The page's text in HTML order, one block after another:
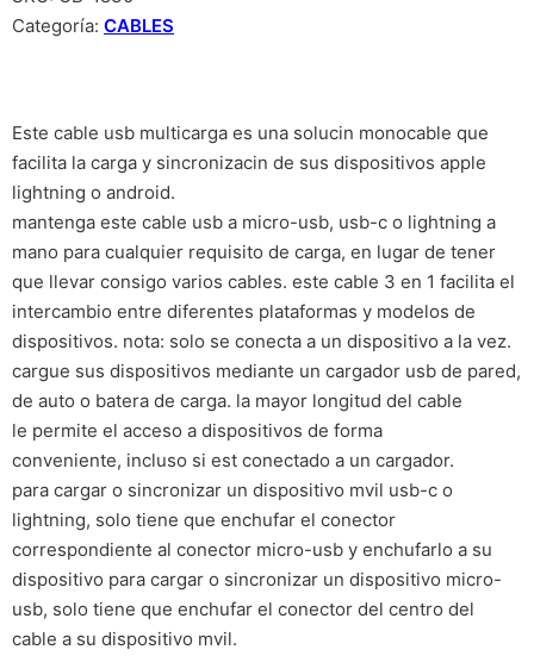
Categoría: CABLES
Este cable usb multicarga es una solucin monocable que
facilita la carga y sincronizacin de sus dispositivos apple
lightning o android.
mantenga este cable usb a micro-usb, usb-c o lightning a
mano para cualquier requisito de carga, en lugar de tener
que llevar consigo varios cables. este cable 3 en 1 facilita el
intercambio entre diferentes plataformas y modelos de
dispositivos. nota: solo se conecta a un dispositivo a la vez.
cargue sus dispositivos mediante un cargador usb de pared,
de auto o batera de carga. la mayor longitud del cable
le permite el acceso a dispositivos de forma
conveniente, incluso si est conectado a un cargador.
para cargar o sincronizar un dispositivo mvil usb-c o
lightning, solo tiene que enchufar el conector
correspondiente al conector micro-usb y enchufarlo a su
dispositivo para cargar o sincronizar un dispositivo micro-
usb, solo tiene que enchufar el conector del centro del
cable a su dispositivo mvil.